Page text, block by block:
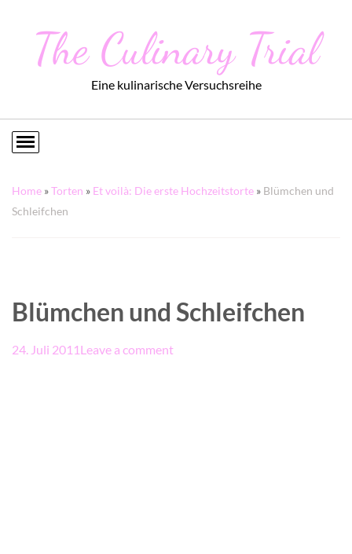
The Culinary Trial
Eine kulinarische Versuchsreihe
Home »Torten » Et voilà: Die erste Hochzeitstorte » Blümchen und
Schleifchen
Blümchen und Schleifchen
24. Juli 2011 Leave a comment